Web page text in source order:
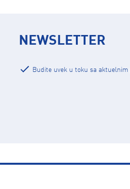
NEWSLETTER
Budite uvek u toku sa aktuelnim